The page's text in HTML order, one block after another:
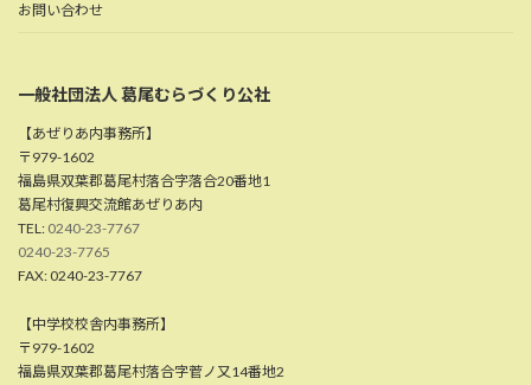
お問い合わせ
一般社団法人 葛尾むらづくり公社
【あぜりあ内事務所】
〒979-1602
福島県双葉郡葛尾村落合字落合20番地1
葛尾村復興交流館あぜりあ内
TEL: 0240-23-7767
0240-23-7765
FAX: 0240-23-7767
【中学校校舎内事務所】
〒979-1602
福島県双葉郡葛尾村落合字菅ノ又14番地2